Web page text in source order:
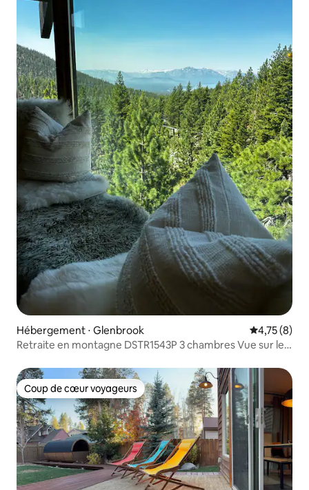
Hébergement ⋅ Glenbrook Évaluation
4,75 (8)
Retraite en montagne DSTR1543P 3 chambres Vue sur le
Coup de cœur voyageurs
Coup de cœur voyageurs